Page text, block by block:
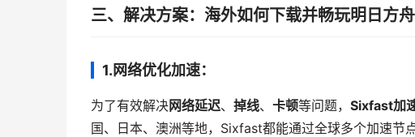
三、解决方案：海外如何下载并畅玩明日方舟
1.网络优化加速：
为了有效解决网络延迟、 掉线、 卡顿等问题， Sixfast加
国、日本、澳洲等地，Sixfast都能通过全球多个加速节